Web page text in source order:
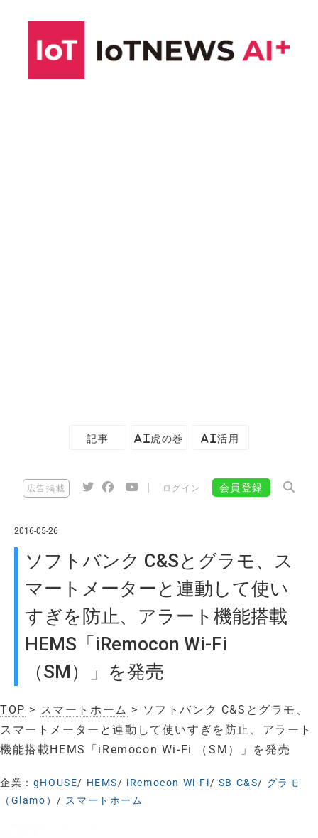
記事 AI虎の巻 AI活用
広告掲載 ログイン 会員登録
2016-05-26
ソフトバンク C&Sとグラモ、ス
マートメーターと連動して使い
すぎを防止、アラート機能搭載
HEMS「iRemocon Wi-Fi
（SM）」を発売
TOP > スマートホーム > ソフトバンク C&Sとグラモ、
スマートメーターと連動して使いすぎを防止、アラート
機能搭載HEMS「iRemocon Wi-Fi （SM）」を発売
企業： gHOUSE/ HEMS/ iRemocon Wi-Fi/ SB C&S/ グラモ
（Glamo）/ スマートホーム